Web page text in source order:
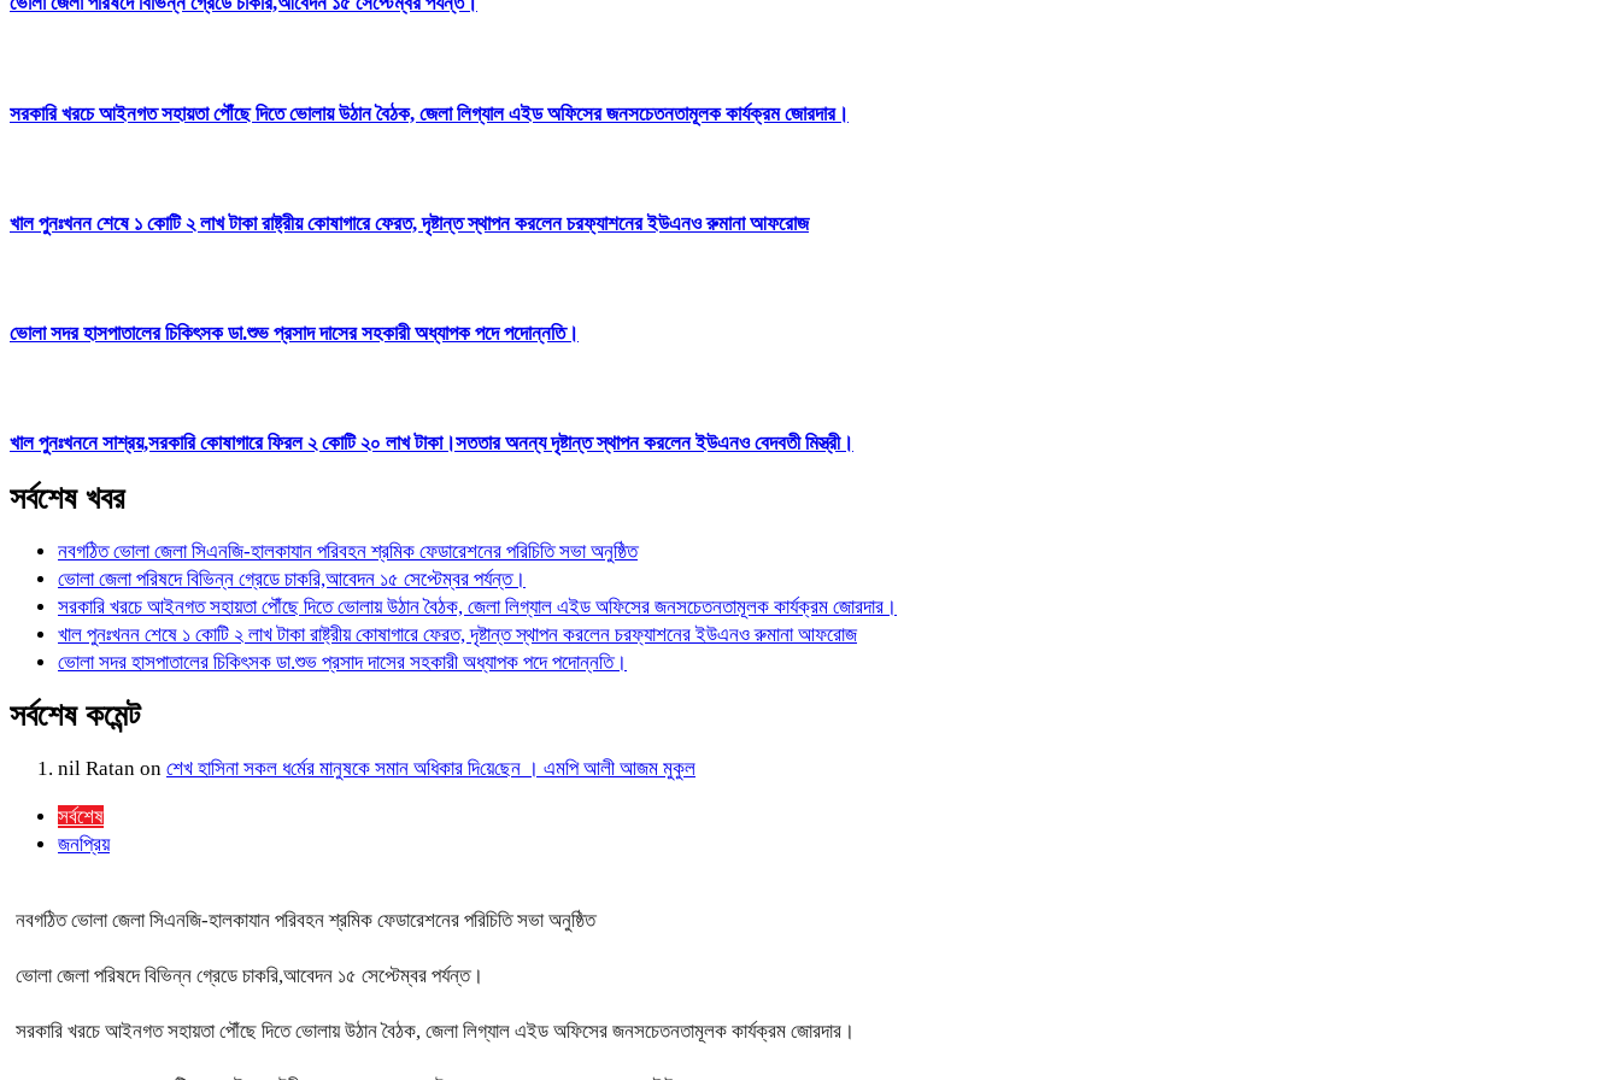
সরকারি খরচে আইনগত সহায়তা পৌঁছে দিতে ভোলায় উঠান বৈঠক, জেলা লিগ্যাল এইড অফিসের জনসচেতনতামূলক কার্যক্রম জোরদার।
খাল পুনঃখনন শেষে ১ কোটি ২ লাখ টাকা রাষ্ট্রীয় কোষাগারে ফেরত, দৃষ্টান্ত স্থাপন করলেন চরফ্যাশনের ইউএনও রুমানা আফরোজ
ভোলা সদর হাসপাতালের চিকিৎসক ডা.শুভ প্রসাদ দাসের সহকারী অধ্যাপক পদে পদোন্নতি।
খাল পুনঃখননে সাশ্রয়,সরকারি কোষাগারে ফিরল ২ কোটি ২০ লাখ টাকা।সততার অনন্য দৃষ্টান্ত স্থাপন করলেন ইউএনও বেদবতী মিস্ত্রী।
সর্বশেষ খবর
নবগঠিত ভোলা জেলা সিএনজি-হালকাযান পরিবহন শ্রমিক ফেডারেশনের পরিচিতি সভা অনুষ্ঠিত
ভোলা জেলা পরিষদে বিভিন্ন গ্রেডে চাকরি,আবেদন ১৫ সেপ্টেম্বর পর্যন্ত।
সরকারি খরচে আইনগত সহায়তা পৌঁছে দিতে ভোলায় উঠান বৈঠক, জেলা লিগ্যাল এইড অফিসের জনসচেতনতামূলক কার্যক্রম জোরদার।
খাল পুনঃখনন শেষে ১ কোটি ২ লাখ টাকা রাষ্ট্রীয় কোষাগারে ফেরত, দৃষ্টান্ত স্থাপন করলেন চরফ্যাশনের ইউএনও রুমানা আফরোজ
ভোলা সদর হাসপাতালের চিকিৎসক ডা.শুভ প্রসাদ দাসের সহকারী অধ্যাপক পদে পদোন্নতি।
সর্বশেষ কমেন্ট
nil Ratan on শেখ হা‌সিনা সকল ধ‌র্মের মানু‌ষকে সমান অ‌ধিকার দি‌য়ে‌ছেন । এম‌পি আলী আজম মুকুল
সর্বশেষ
জনপ্রিয়
নবগঠিত ভোলা জেলা সিএনজি-হালকাযান পরিবহন শ্রমিক ফেডারেশনের পরিচিতি সভা অনুষ্ঠিত
ভোলা জেলা পরিষদে বিভিন্ন গ্রেডে চাকরি,আবেদন ১৫ সেপ্টেম্বর পর্যন্ত।
সরকারি খরচে আইনগত সহায়তা পৌঁছে দিতে ভোলায় উঠান বৈঠক, জেলা লিগ্যাল এইড অফিসের জনসচেতনতামূলক কার্যক্রম জোরদার।